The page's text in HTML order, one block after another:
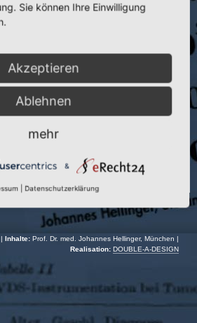
Mey
| Inhalte: Prof. Dr. med. Johannes Hellinger, München |
Realisation: DOUBLE-A-DESIGN
Sie können Ihre Einwilligung
Akzeptieren
Ablehnen
mehr
&
Datenschutzerklärung